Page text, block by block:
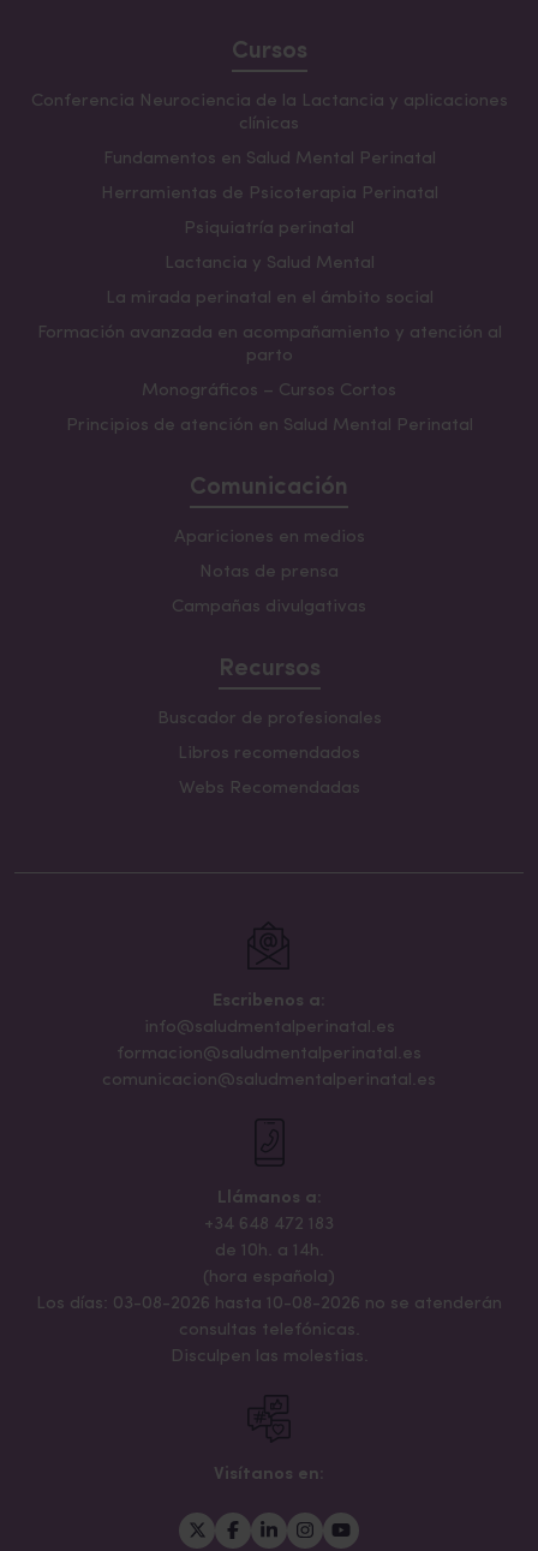
Cursos
Conferencia Neurociencia de la Lactancia y aplicaciones
clínicas
Fundamentos en Salud Mental Perinatal
Herramientas de Psicoterapia Perinatal
Psiquiatría perinatal
Lactancia y Salud Mental
La mirada perinatal en el ámbito social
Formación avanzada en acompañamiento y atención al
parto
Monográficos – Cursos Cortos
Principios de atención en Salud Mental Perinatal
Comunicación
Apariciones en medios
Notas de prensa
Campañas divulgativas
Recursos
Buscador de profesionales
Libros recomendados
Webs Recomendadas
Escribenos a:
info@saludmentalperinatal.es
formacion@saludmentalperinatal.es
comunicacion@saludmentalperinatal.es
Llámanos a:
+34 648 472 183
de 10h. a 14h.
(hora española)
Los días: 03-08-2026 hasta 10-08-2026 no se atenderán
consultas telefónicas.
Disculpen las molestias.
Visítanos en: